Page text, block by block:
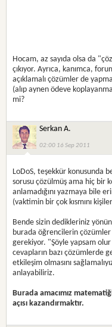
Hocam, az sayıda olsa da
çıkıyor. Ayrıca, kanımca,
açıklamalı çözümler de
(alıp aynen ödeve
mi?
Serkan A.
02:00 16 Sep 2011
LoDoS, teşekkür konusunda
sorusu çözülmüş ama hiç bir
anlamadığını yazmaya bile
(vaktimin bir çok kısmını
Bende sizin dedikleriniz
burada öğrencilerin
gerekiyor. "Şöyle yapsam
cevapların bazı çözümlerde
etkileşim olmasını
anlayabiliriz.
Burada amacımız
açısı kazandırmaktır.